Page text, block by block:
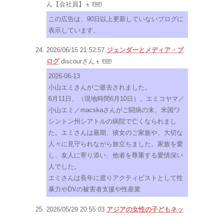
ん【会社員】
この広告は、90日以上更新していないブログに
表示しています。
2026/06/15 21:52:57 ジェンダーとメディア・ブ
ログ discourさん
2026-06-13
小山エミさんがご逝去されました。
6月11日、（現地時間6月10日）、エミコヤマ／
小山エミ／macskaさんがご闘病の末、米国ワ
シントン州シアトルの病院で亡くなられまし
た。エミさんは最期、彼女のご家族や、大切な
人々に見守られながら旅立ちました。家族を愛
し、友人に寄り添い、他者を尊重する愛情深い
人でした。
エミさんは長年に渡りアクティビストとして性
暴力やDVの被害者支援や性産業
2026/05/29 20:55:03 アジアの女性の子どもネッ